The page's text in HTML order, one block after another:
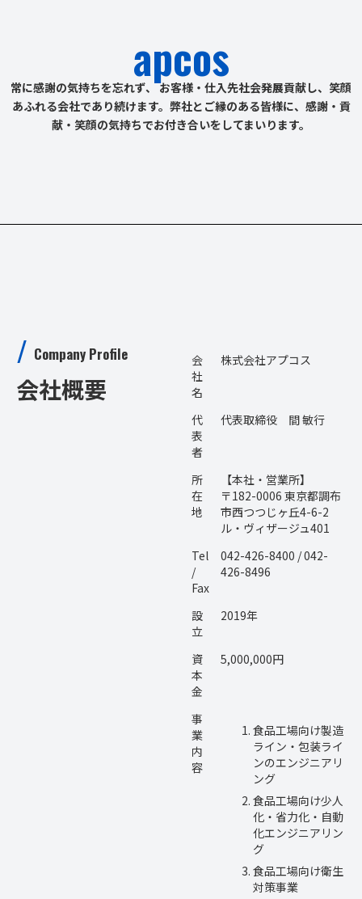
apcos
常に感謝の気持ちを忘れず、 お客様・仕入先社会発展貢献し、笑顔
あふれる会社であり続けます。 弊社とご縁のある皆様に、感謝・貢
献・笑顔の気持ちでお付き合いをしてまいります。
Company Profile
会社概要
会
社
名
株式会社アプコス
代
表
者
代表取締役 間 敏行
所
在
地
【本社・営業所】
〒182-0006 東京都調布
市西つつじヶ丘4-6-2
ル・ヴィザージュ401
Tel
/
Fax
042-426-8400 / 042-
426-8496
設
立
2019年
資
本
金
5,000,000円
事
業
内
容
食品工場向け製造
ライン・包装ライ
ンのエンジニアリ
ング
食品工場向け少人
化・省力化・自動
化エンジニアリン
グ
食品工場向け衛生
対策事業